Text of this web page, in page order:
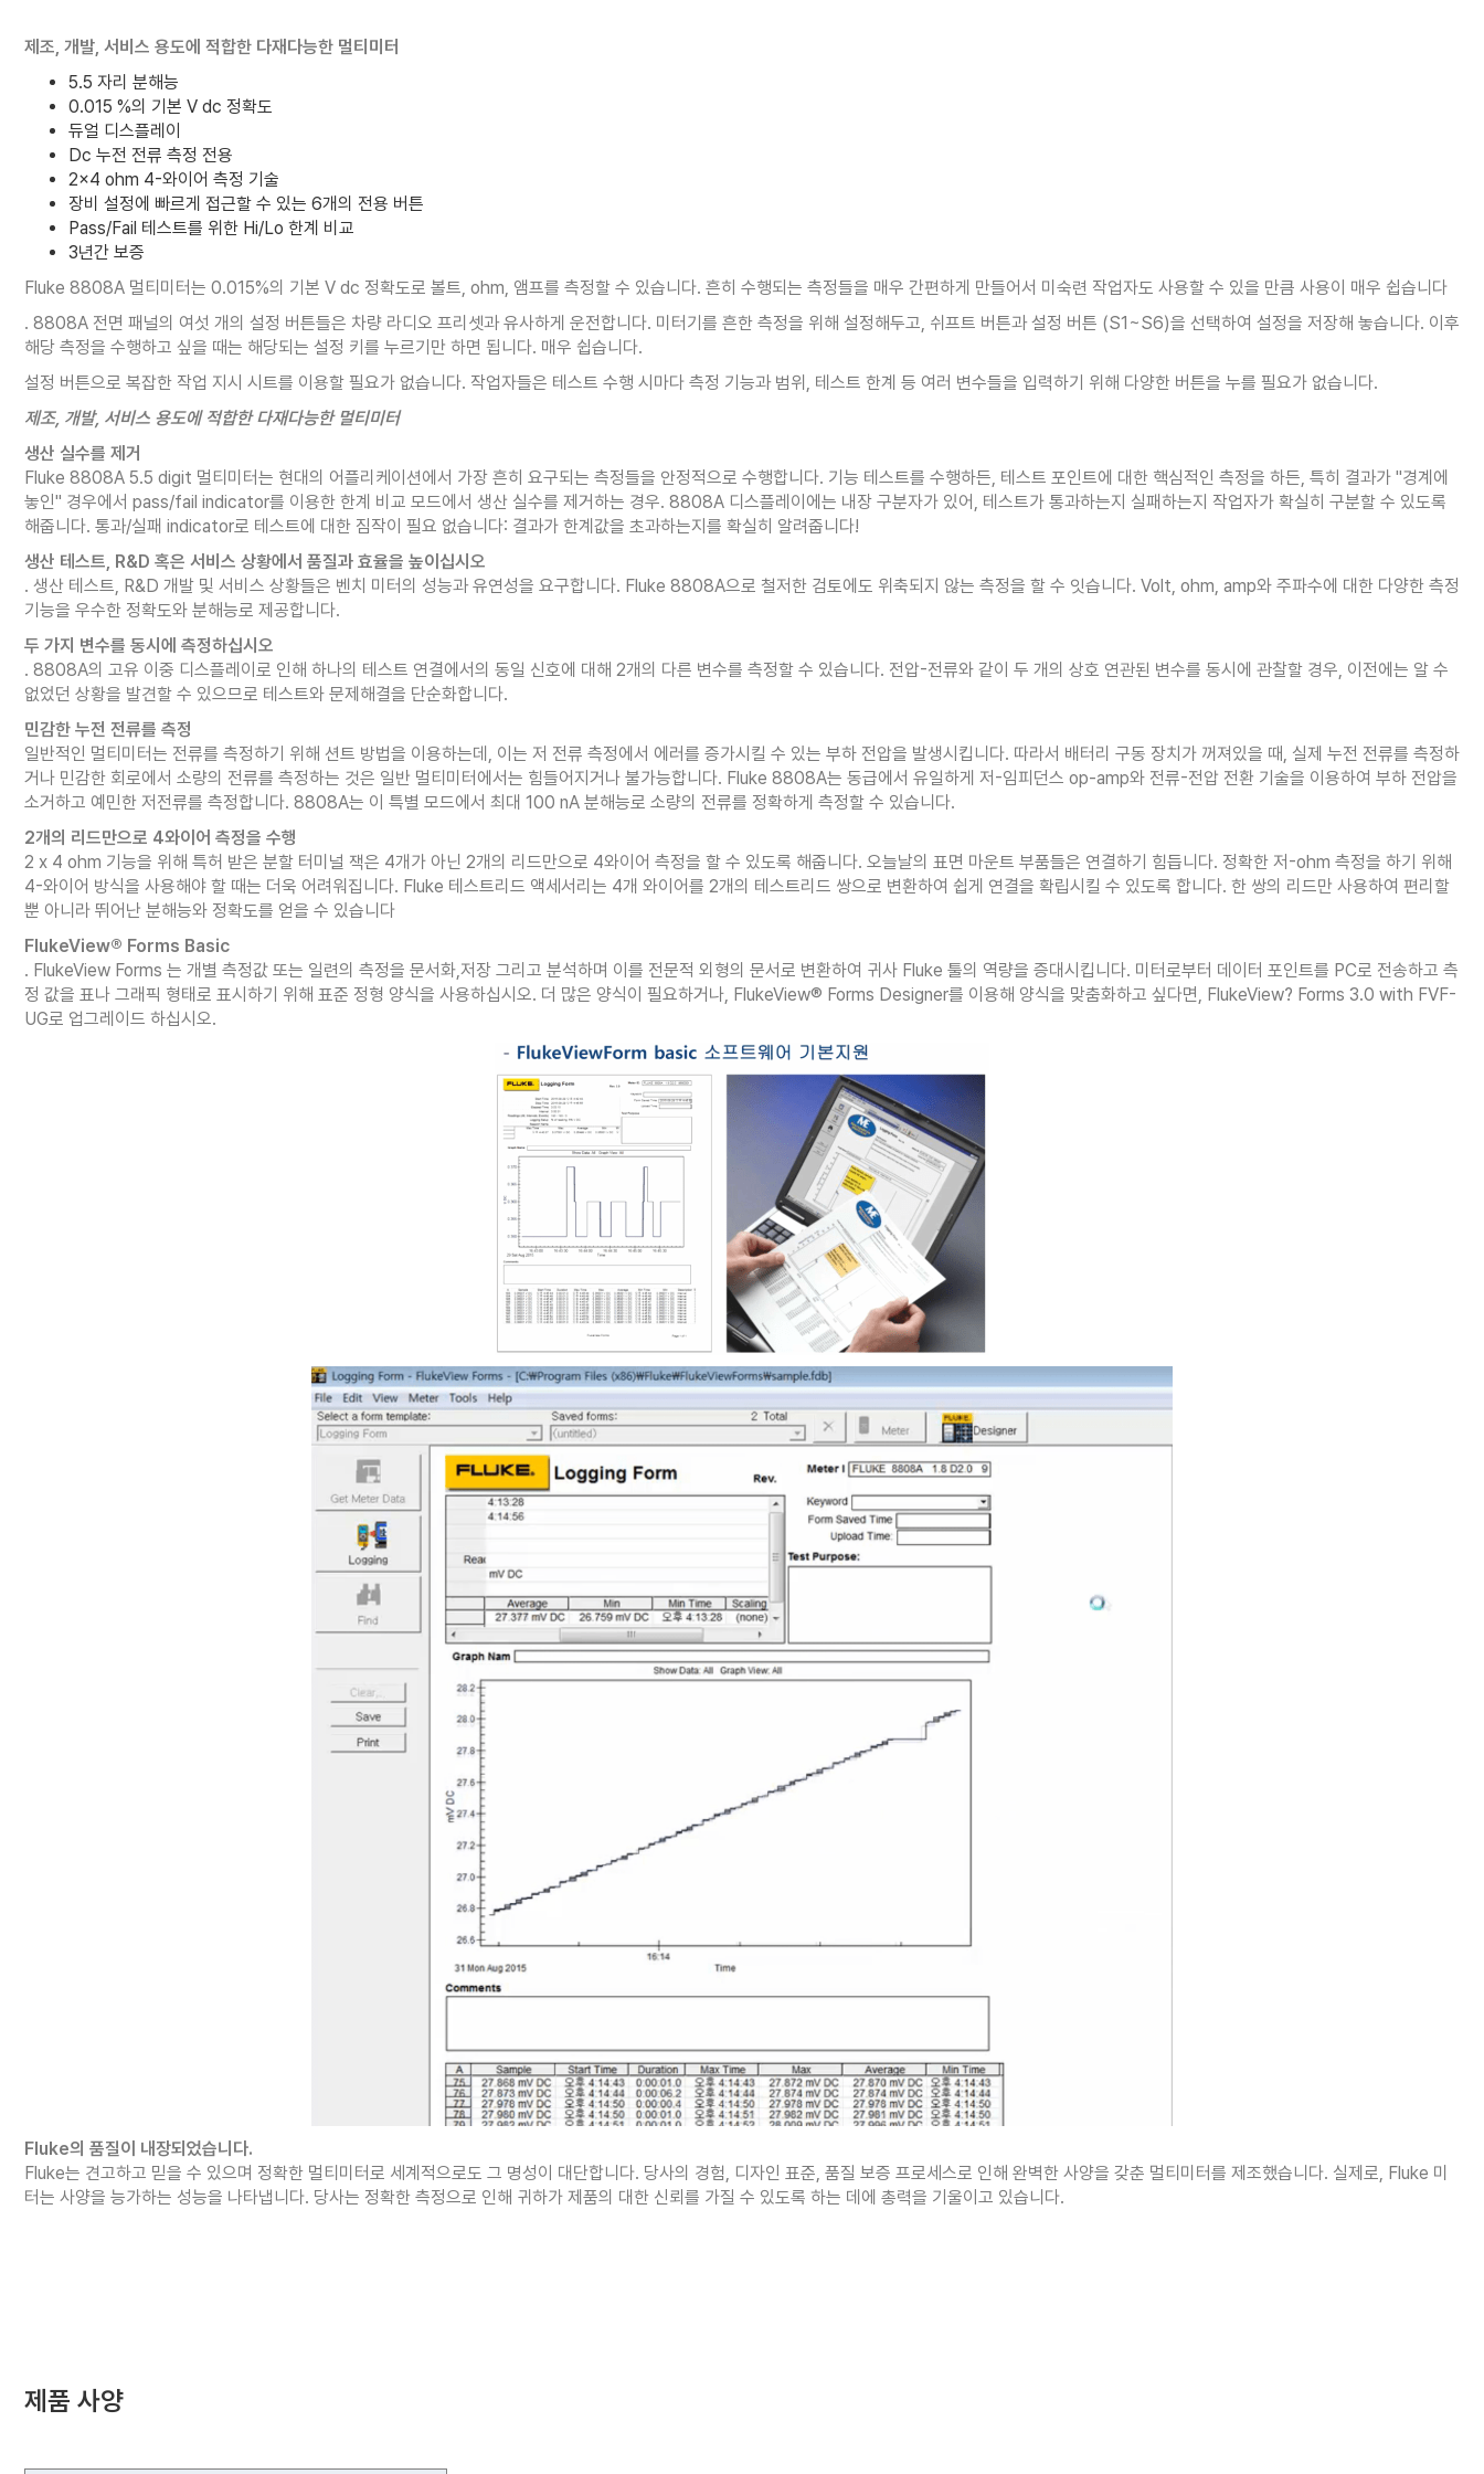
제조, 개발, 서비스 용도에 적합한 다재다능한 멀티미터
5.5 자리 분해능
0.015 %의 기본 V dc 정확도
듀얼 디스플레이
Dc 누전 전류 측정 전용
2x4 ohm 4-와이어 측정 기술
장비 설정에 빠르게 접근할 수 있는 6개의 전용 버튼
Pass/Fail 테스트를 위한 Hi/Lo 한계 비교
3년간 보증
Fluke 8808A 멀티미터는 0.015%의 기본 V dc 정확도로 볼트, ohm, 앰프를 측정할 수 있습니다. 흔히 수행되는 측정들을 매우 간편하게 만들어서 미숙련 작업자도 사용할 수 있을 만큼 사용이 매우 쉽습니다
. 8808A 전면 패널의 여섯 개의 설정 버튼들은 차량 라디오 프리셋과 유사하게 운전합니다. 미터기를 흔한 측정을 위해 설정해두고, 쉬프트 버튼과 설정 버튼 (S1~S6)을 선택하여 설정을 저장해 놓습니다. 이후
해당 측정을 수행하고 싶을 때는 해당되는 설정 키를 누르기만 하면 됩니다. 매우 쉽습니다.
설정 버튼으로 복잡한 작업 지시 시트를 이용할 필요가 없습니다. 작업자들은 테스트 수행 시마다 측정 기능과 범위, 테스트 한계 등 여러 변수들을 입력하기 위해 다양한 버튼을 누를 필요가 없습니다.
제조, 개발, 서비스 용도에 적합한 다재다능한 멀티미터
생산 실수를 제거
Fluke 8808A 5.5 digit 멀티미터는 현대의 어플리케이션에서 가장 흔히 요구되는 측정들을 안정적으로 수행합니다. 기능 테스트를 수행하든, 테스트 포인트에 대한 핵심적인 측정을 하든, 특히 결과가 "경계에
놓인" 경우에서 pass/fail indicator를 이용한 한계 비교 모드에서 생산 실수를 제거하는 경우. 8808A 디스플레이에는 내장 구분자가 있어, 테스트가 통과하는지 실패하는지 작업자가 확실히 구분할 수 있도록
해줍니다. 통과/실패 indicator로 테스트에 대한 짐작이 필요 없습니다: 결과가 한계값을 초과하는지를 확실히 알려줍니다!
생산 테스트, R&D 혹은 서비스 상황에서 품질과 효율을 높이십시오
. 생산 테스트, R&D 개발 및 서비스 상황들은 벤치 미터의 성능과 유연성을 요구합니다. Fluke 8808A으로 철저한 검토에도 위축되지 않는 측정을 할 수 잇습니다. Volt, ohm, amp와 주파수에 대한 다양한 측정
기능을 우수한 정확도와 분해능로 제공합니다.
두 가지 변수를 동시에 측정하십시오
. 8808A의 고유 이중 디스플레이로 인해 하나의 테스트 연결에서의 동일 신호에 대해 2개의 다른 변수를 측정할 수 있습니다. 전압-전류와 같이 두 개의 상호 연관된 변수를 동시에 관찰할 경우, 이전에는 알 수
없었던 상황을 발견할 수 있으므로 테스트와 문제해결을 단순화합니다.
민감한 누전 전류를 측정
일반적인 멀티미터는 전류를 측정하기 위해 션트 방법을 이용하는데, 이는 저 전류 측정에서 에러를 증가시킬 수 있는 부하 전압을 발생시킵니다. 따라서 배터리 구동 장치가 꺼져있을 때, 실제 누전 전류를 측정하
거나 민감한 회로에서 소량의 전류를 측정하는 것은 일반 멀티미터에서는 힘들어지거나 불가능합니다. Fluke 8808A는 동급에서 유일하게 저-임피던스 op-amp와 전류-전압 전환 기술을 이용하여 부하 전압을
소거하고 예민한 저전류를 측정합니다. 8808A는 이 특별 모드에서 최대 100 nA 분해능로 소량의 전류를 정확하게 측정할 수 있습니다.
2개의 리드만으로 4와이어 측정을 수행
2 x 4 ohm 기능을 위해 특허 받은 분할 터미널 잭은 4개가 아닌 2개의 리드만으로 4와이어 측정을 할 수 있도록 해줍니다. 오늘날의 표면 마운트 부품들은 연결하기 힘듭니다. 정확한 저-ohm 측정을 하기 위해
4-와이어 방식을 사용해야 할 때는 더욱 어려워집니다. Fluke 테스트리드 액세서리는 4개 와이어를 2개의 테스트리드 쌍으로 변환하여 쉽게 연결을 확립시킬 수 있도록 합니다. 한 쌍의 리드만 사용하여 편리할
뿐 아니라 뛰어난 분해능와 정확도를 얻을 수 있습니다
FlukeView® Forms Basic
. FlukeView Forms 는 개별 측정값 또는 일련의 측정을 문서화,저장 그리고 분석하며 이를 전문적 외형의 문서로 변환하여 귀사 Fluke 툴의 역량을 증대시킵니다. 미터로부터 데이터 포인트를 PC로 전송하고 측
정 값을 표나 그래픽 형태로 표시하기 위해 표준 정형 양식을 사용하십시오. 더 많은 양식이 필요하거나, FlukeView® Forms Designer를 이용해 양식을 맞춤화하고 싶다면, FlukeView? Forms 3.0 with FVF-
UG로 업그레이드 하십시오.
Fluke의 품질이 내장되었습니다.
Fluke는 견고하고 믿을 수 있으며 정확한 멀티미터로 세계적으로도 그 명성이 대단합니다. 당사의 경험, 디자인 표준, 품질 보증 프로세스로 인해 완벽한 사양을 갖춘 멀티미터를 제조했습니다. 실제로, Fluke 미
터는 사양을 능가하는 성능을 나타냅니다. 당사는 정확한 측정으로 인해 귀하가 제품의 대한 신뢰를 가질 수 있도록 하는 데에 총력을 기울이고 있습니다.
제품 사양